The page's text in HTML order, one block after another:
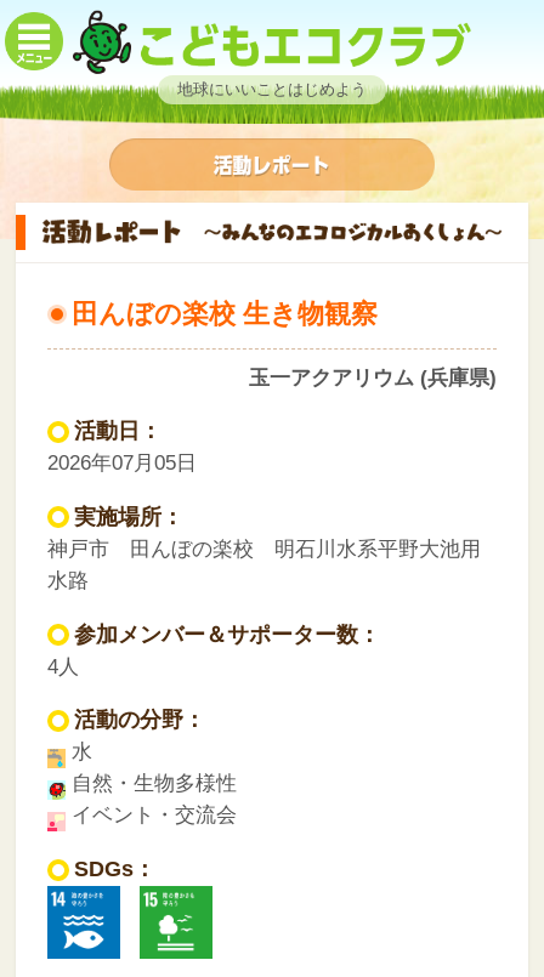
地球にいいことはじめよう
田んぼの楽校 生き物観察
玉一アクアリウム (兵庫県)
活動日：
2026年07月05日
実施場所：
神戸市 田んぼの楽校 明石川水系平野大池用
水路
参加メンバー＆サポーター数：
4人
活動の分野：
水
自然・生物多様性
イベント・交流会
SDGs：